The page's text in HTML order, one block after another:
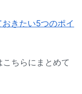
きたい5つのポイ
ちらにまとめて